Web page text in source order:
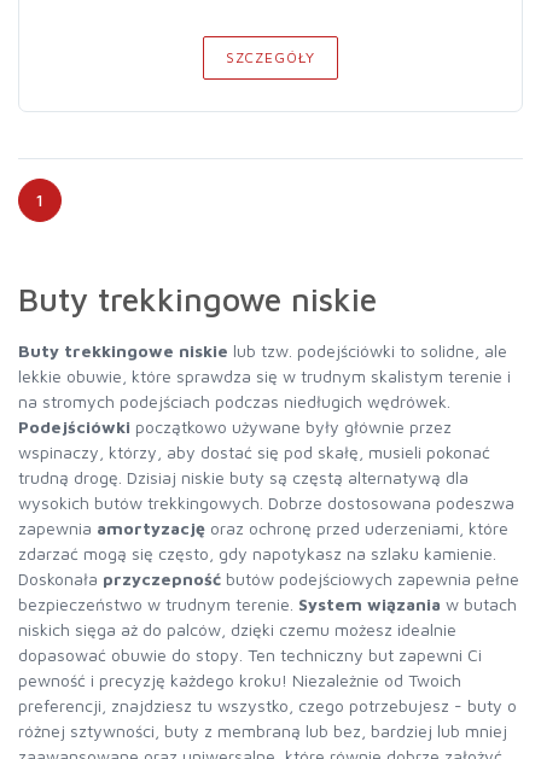
SZCZEGÓŁY
1
Buty trekkingowe niskie
Buty trekkingowe niskie lub tzw. podejściówki to solidne, ale
lekkie obuwie, które sprawdza się w trudnym skalistym terenie i
na stromych podejściach podczas niedługich wędrówek.
Podejściówki początkowo używane były głównie przez
wspinaczy, którzy, aby dostać się pod skałę, musieli pokonać
trudną drogę. Dzisiaj niskie buty są częstą alternatywą dla
wysokich butów trekkingowych. Dobrze dostosowana podeszwa
zapewnia amortyzację oraz ochronę przed uderzeniami, które
zdarzać mogą się często, gdy napotykasz na szlaku kamienie.
Doskonała przyczepność butów podejściowych zapewnia pełne
bezpieczeństwo w trudnym terenie. System wiązania w butach
niskich sięga aż do palców, dzięki czemu możesz idealnie
dopasować obuwie do stopy. Ten techniczny but zapewni Ci
pewność i precyzję każdego kroku! Niezależnie od Twoich
preferencji, znajdziesz tu wszystko, czego potrzebujesz - buty o
różnej sztywności, buty z membraną lub bez, bardziej lub mniej